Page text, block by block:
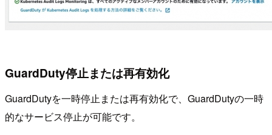
GuardDuty停止または再有効化
GuardDutyを一時停止または再有効化で、GuardDutyの一時
的なサービス停止が可能です。